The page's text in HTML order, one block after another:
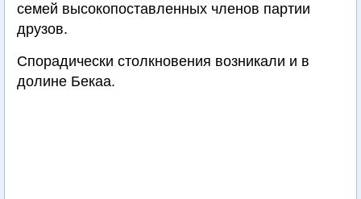
семей высокопоставленных членов партии
друзов.
Спорадически столкновения возникали и в
долине Бекаа.